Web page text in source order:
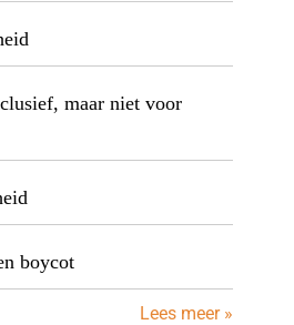
maar niet voor
boycot
Lees meer »